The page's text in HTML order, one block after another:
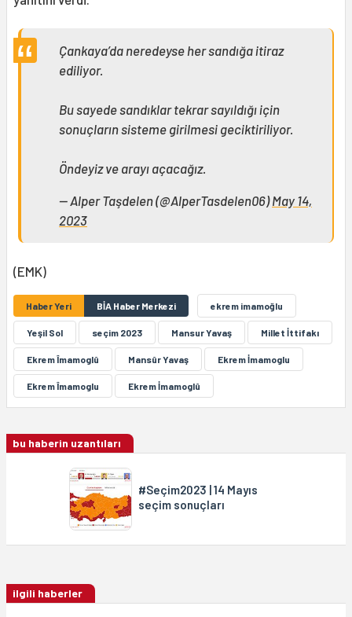
Çankaya’da neredeyse her sandığa itiraz
ediliyor.
Bu sayede sandıklar tekrar sayıldığı için
sonuçların sisteme girilmesi geciktiriliyor.
Öndeyiz ve arayı açacağız.
— Alper Taşdelen (@AlperTasdelen06)May 14,
2023
(EMK)
Haber Yeri BİA Haber Merkezi ekrem imamoğlu
Yeşil Sol seçim 2023 Mansur Yavaş Millet İttifakı
Ekrem Îmamoglû Mansûr Yavaş Ekrem İmamoglu
Ekrem Îmamoglu Ekrem İmamoglû
bu haberin uzantıları
#Seçim2023 | 14 Mayıs
seçim sonuçları
ilgili haberler